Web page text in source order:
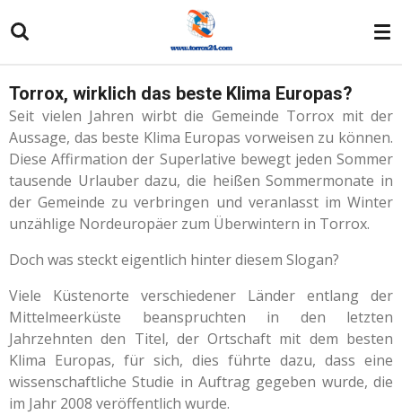
Hauptinhalt
Torrox, wirklich das beste Klima Europas?
Seit vielen Jahren wirbt die Gemeinde Torrox mit der
Aussage, das beste Klima Europas vorweisen zu können.
Diese Affirmation der Superlative bewegt jeden Sommer
tausende Urlauber dazu, die heißen Sommermonate in
der Gemeinde zu verbringen und veranlasst im Winter
unzählige Nordeuropäer zum Überwintern in Torrox.
Doch was steckt eigentlich hinter diesem Slogan?
Viele Küstenorte verschiedener Länder entlang der
Mittelmeerküste beanspruchten in den letzten
Jahrzehnten den Titel, der Ortschaft mit dem besten
Klima Europas, für sich, dies führte dazu, dass eine
wissenschaftliche Studie in Auftrag gegeben wurde, die
im Jahr 2008 veröffentlich wurde.